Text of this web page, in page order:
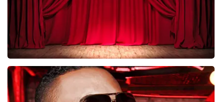
Job Knoester
247laatste 30 minuten